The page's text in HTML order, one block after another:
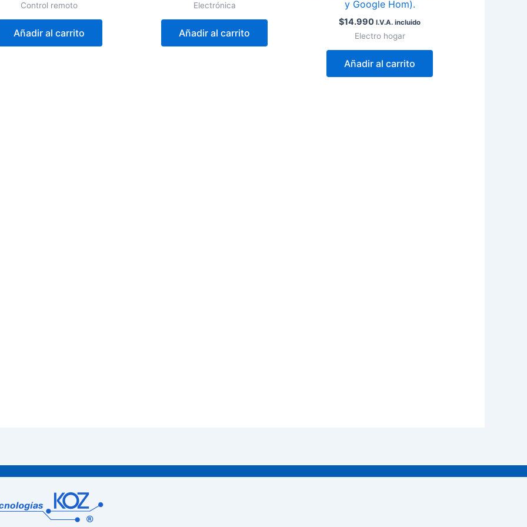
Control remoto
Añadir al carrito
Electrónica
Añadir al carrito
y Google Hom).
$14.990 I.V.A. incluido
Electro hogar
Añadir al carrito